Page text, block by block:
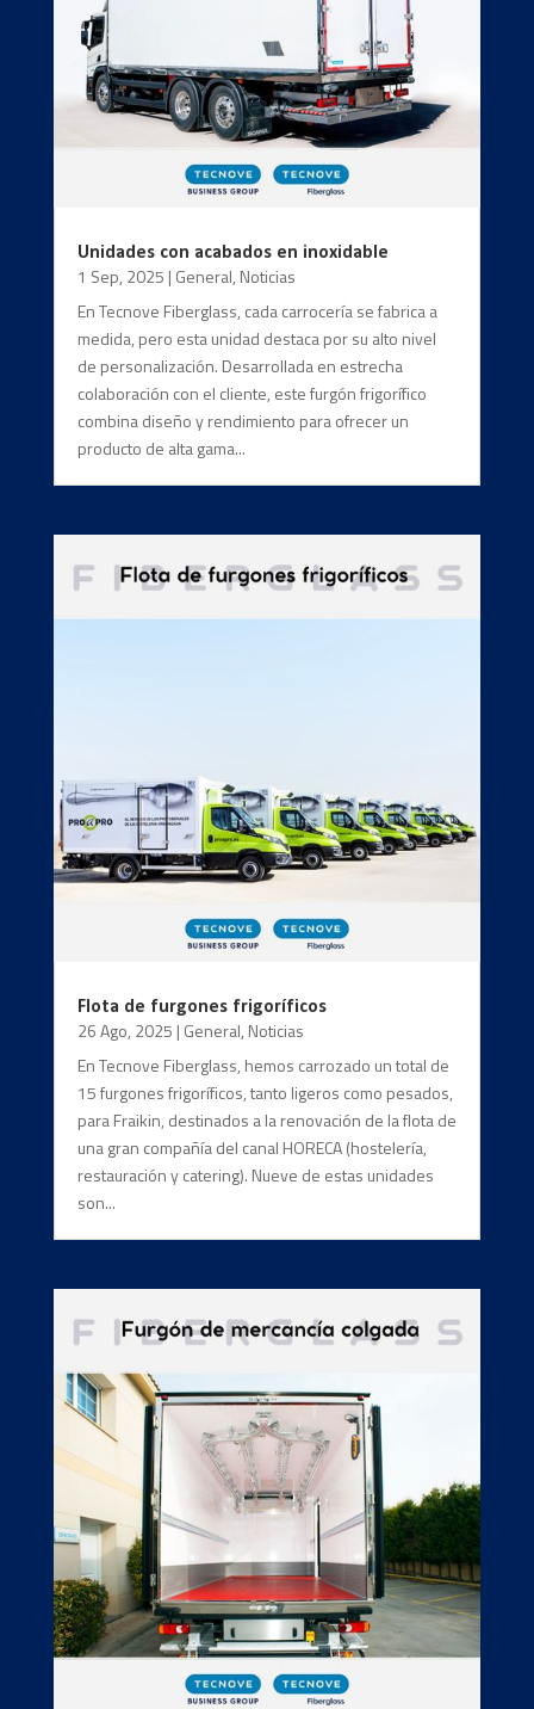
Unidades con acabados en inoxidable
1 Sep, 2025 | General, Noticias
En Tecnove Fiberglass, cada carrocería se fabrica a
medida, pero esta unidad destaca por su alto nivel
de personalización. Desarrollada en estrecha
colaboración con el cliente, este furgón frigorífico
combina diseño y rendimiento para ofrecer un
producto de alta gama...
Flota de furgones frigoríficos
26 Ago, 2025 | General, Noticias
En Tecnove Fiberglass, hemos carrozado un total de
15 furgones frigoríficos, tanto ligeros como pesados,
para Fraikin, destinados a la renovación de la flota de
una gran compañía del canal HORECA (hostelería,
restauración y catering). Nueve de estas unidades
son...